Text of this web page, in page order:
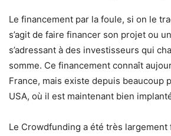
Le financement par la foule, si on le
s’agit de faire financer son projet ou
s’adressant à des investisseurs qui
somme. Ce financement connaît
France, mais existe depuis beaucoup
USA, où il est maintenant bien
Le Crowdfunding a été très